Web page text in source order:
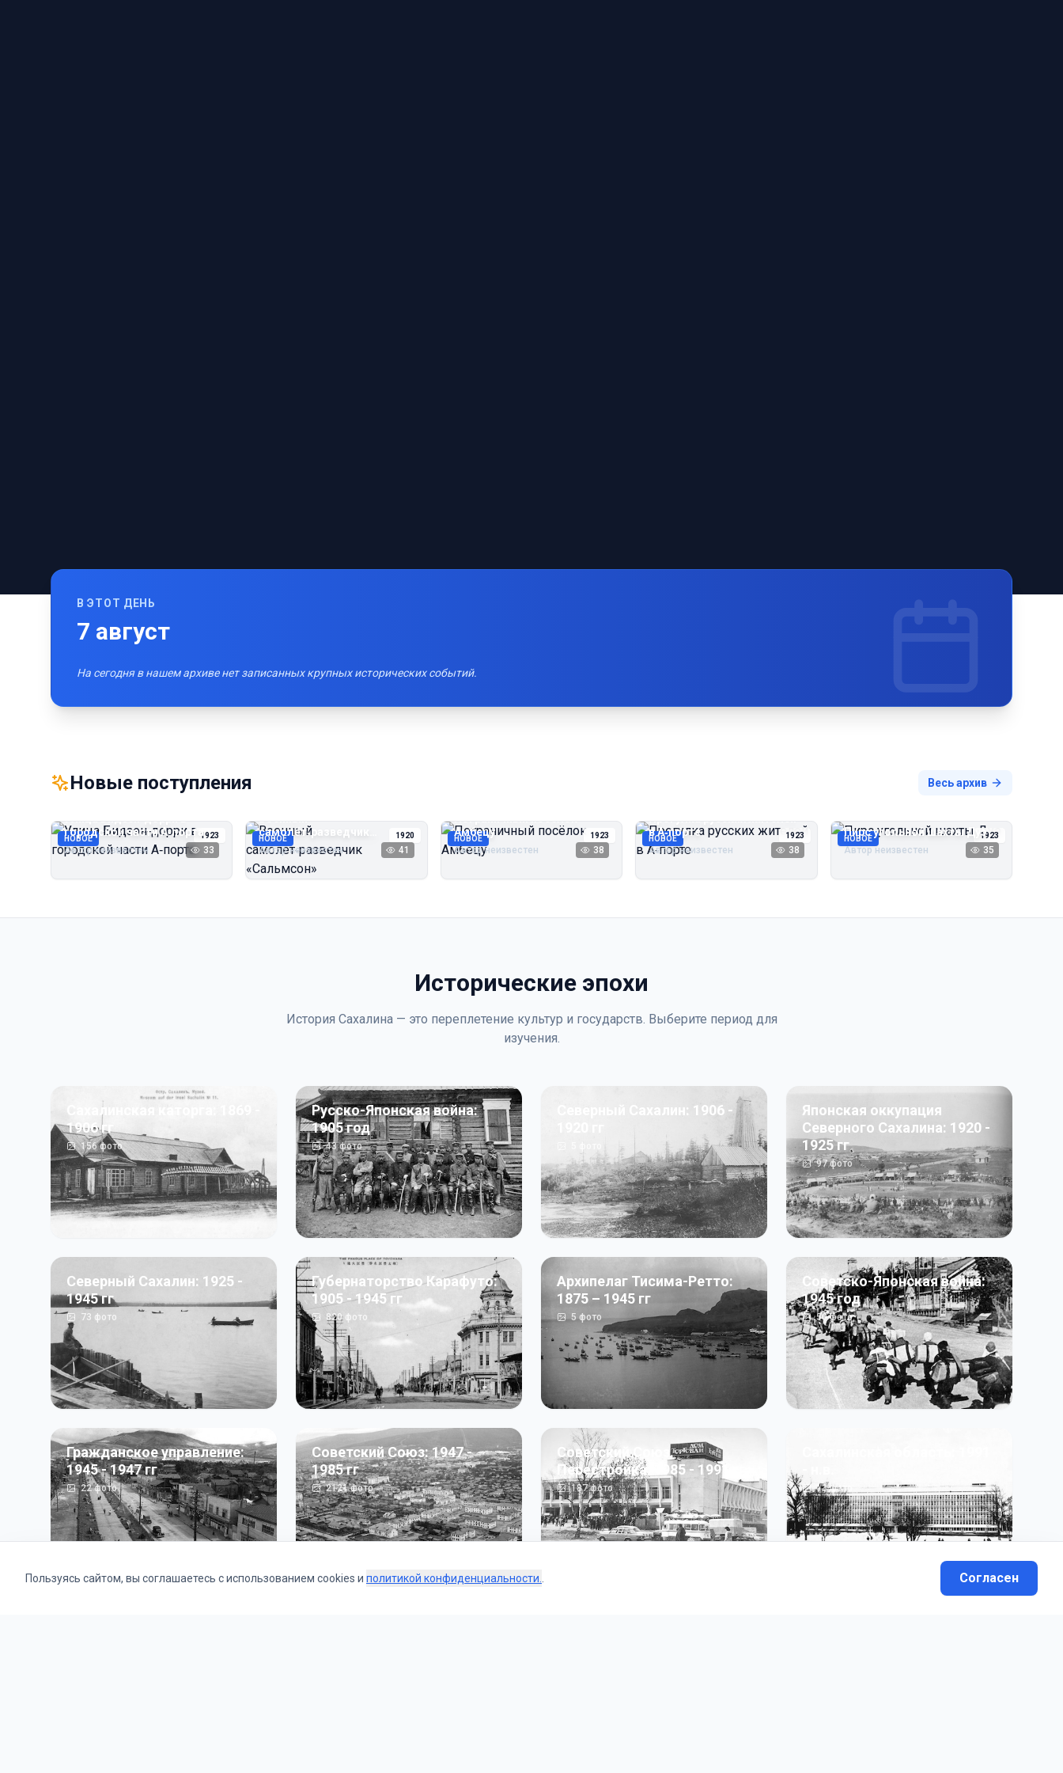
В ЭТОТ ДЕНЬ
7 август
На сегодня в нашем архиве нет записанных крупных исторических событий.
Новые поступления Весь архив
НОВОЕ 1923
Улица Бидзэн‑дорри в
городской части А‑порта
Автор неизвестен 33
НОВОЕ 1920
Военный
самолёт‑разведчик
«Сальмсон»
Автор неизвестен 41
НОВОЕ 1923
Пограничный посёлок
Амбецу
Автор неизвестен 38
НОВОЕ 1923
Прогулка русских жителей
в А‑порте
Автор неизвестен 38
НОВОЕ 1923
Пирс угольной шахты Дуэ
Автор неизвестен 35
Исторические эпохи
История Сахалина — это переплетение культур и государств. Выберите период для
изучения.
Сахалинская каторга: 1869 -
1906 гг
156фото
Русско-Японская война:
1905 год
43фото
Северный Сахалин: 1906 -
Японская оккупация
Северного Сахалина: 1920 -
1925 гг
97фото
Северный Сахалин: 1925 -
1945 гг
73 фото
Губернаторство Карафуто:
1905 - 1945 гг
820фото
Архипелаг Тисима-Ретто:
1875 – 1945 гг
5фото
Советско-Японская война:
1945 год
50фото
Гражданское управление:
1945 - 1947 гг
22фото
Советский Союз: 1947 -
1985 гг
2121фото
Советский Союз.
Перестройка: 1985 - 1991 гг
187фото 13фото
Пользуясь сайтом, вы соглашаетесь с использованием cookies и политикой конфиденциальности. Согласен